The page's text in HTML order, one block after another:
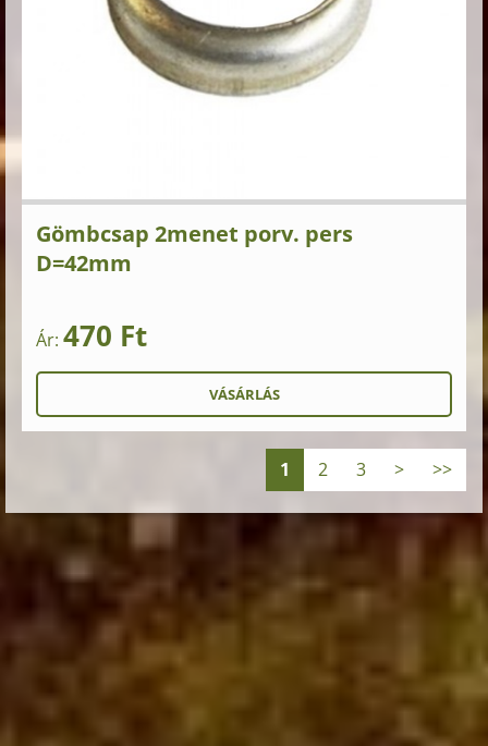
Gömbcsap 2menet porv. pers
D=42mm
Ár: 470 Ft
1 2 3 > >>